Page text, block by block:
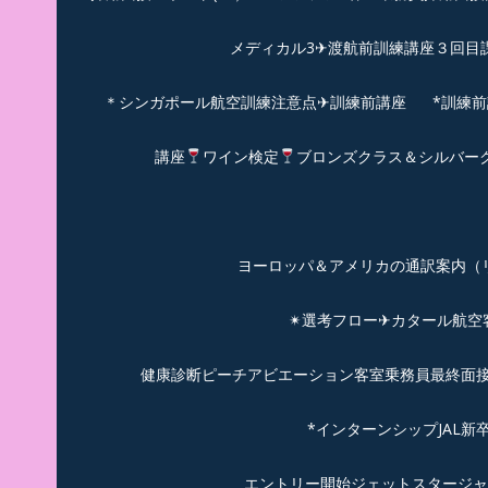
メディカル3✈渡航前訓練講座３回目
＊シンガポール航空訓練注意点✈訓練前講座 *訓練
講座 ワイン検定 ブロンズクラス＆シルバー
ヨーロッパ＆アメリカの通訳案内（
✴︎選考フロー✈カタール航空
健康診断ピーチアビエーション客室乗務員最終面
*インターンシップJAL新
エントリー開始ジェットスタージ